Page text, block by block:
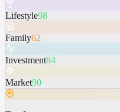
Lifestyle98
Family62
Investment84
Market90